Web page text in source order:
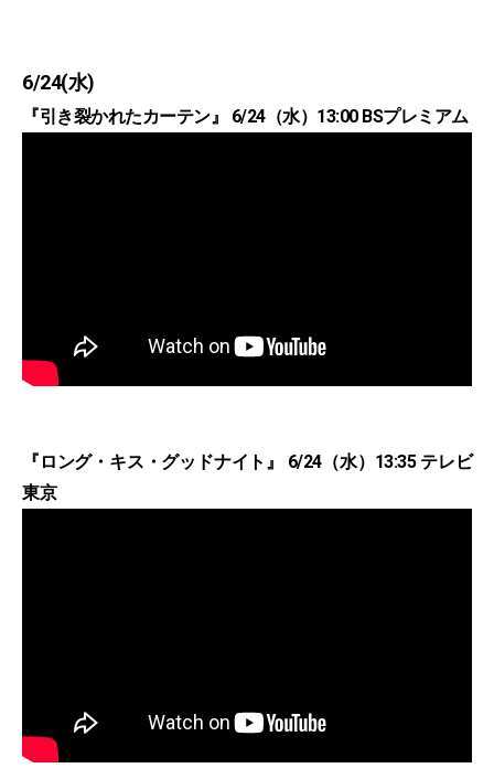
6/24(水)
『引き裂かれたカーテン』 6/24（水）13:00 BSプレミアム
『ロング・キス・グッドナイト』 6/24（水）13:35 テレビ
東京